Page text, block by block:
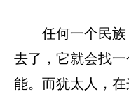
任何一个民
去了，它就会找
能。而犹太人，在